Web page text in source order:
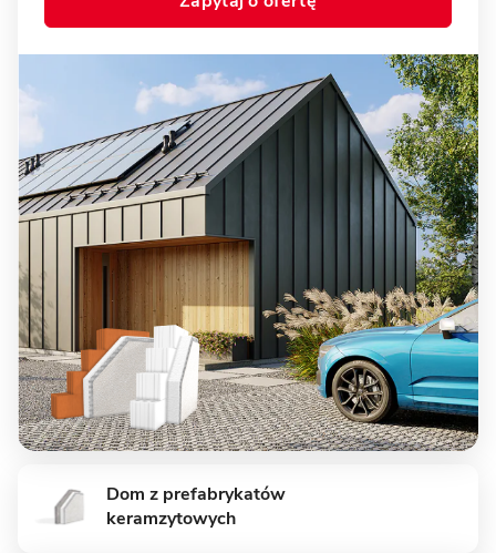
Biskupice - dom parterowy z
garażem
MUROWANY
8 zdjęć
z garażem
Dom z prefabrykatów
keramzytowych